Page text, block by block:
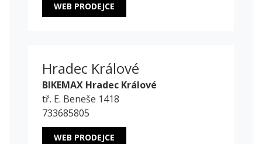
WEB PRODEJCE
Hradec Králové
BIKEMAX Hradec Králové
tř. E. Beneše 1418
733685805
WEB PRODEJCE